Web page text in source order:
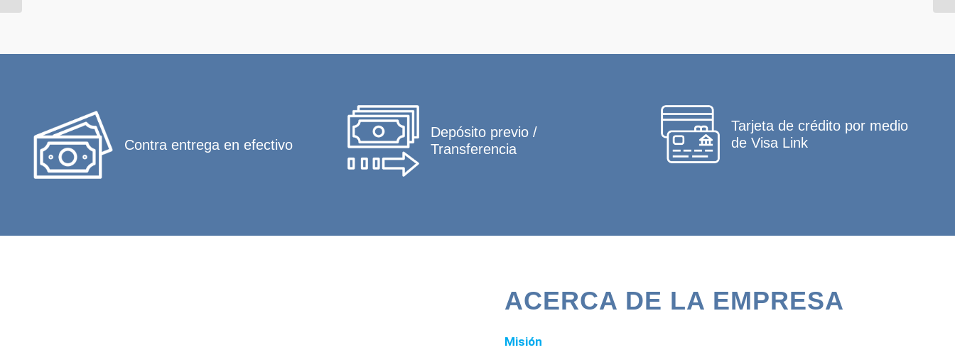
Contra entrega en efectivo
Depósito previo /
Transferencia
Tarjeta de crédito por medio
de Visa Link
ACERCA DE LA EMPRESA
Misión